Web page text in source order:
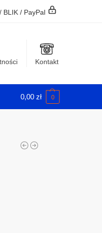
BLIK / PayPal
Kontakt
0,00 zł 0